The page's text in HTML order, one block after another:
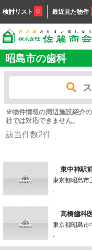
検討リスト 0 最近見た物件
昭島市の歯科
※物件情報の周辺施設紹介
社では対応できません。
該当件数2件
東中神駅
東京都昭島市
-
高橋歯科
東京都昭島市
-